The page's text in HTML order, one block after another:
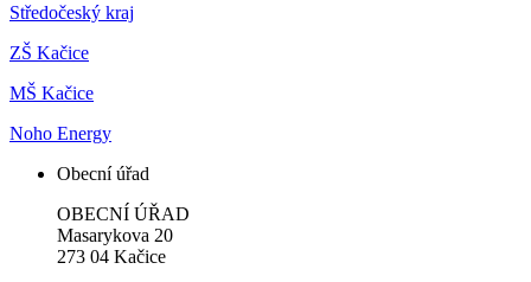
Středočeský kraj
ZŠ Kačice
MŠ Kačice
Noho Energy
Obecní úřad
OBECNÍ ÚŘAD
Masarykova 20
273 04 Kačice